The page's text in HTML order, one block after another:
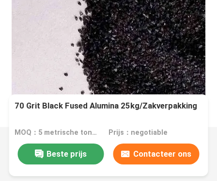
70 Grit Black Fused Alumina 25kg/Zakverpakking
MOQ：5 metrische tonnen Prijs：negotiable
Beste prijs Contacteer ons